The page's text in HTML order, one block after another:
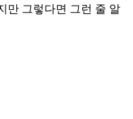
만 그렇다면 그런 줄 알